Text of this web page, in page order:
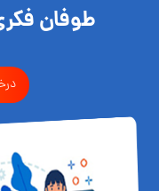
طوفان